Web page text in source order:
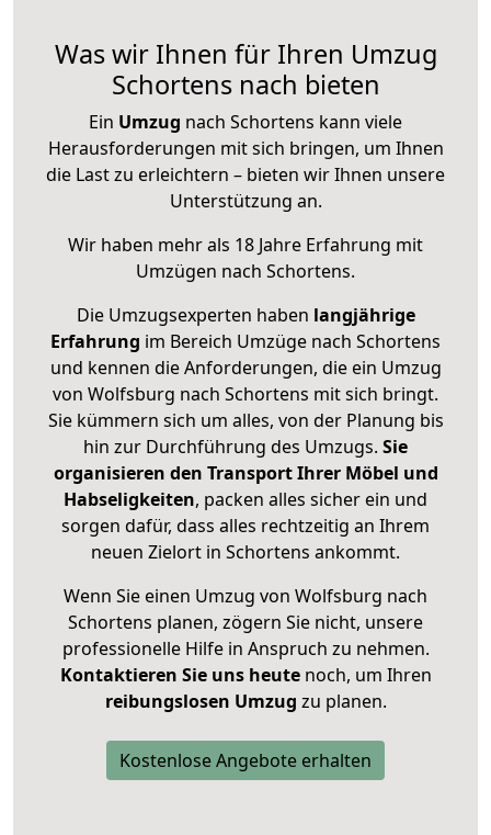
Was wir Ihnen für Ihren Umzug
Schortens nach bieten
Ein Umzug nach Schortens kann viele
Herausforderungen mit sich bringen, um Ihnen
die Last zu erleichtern – bieten wir Ihnen unsere
Unterstützung an.
Wir haben mehr als 18 Jahre Erfahrung mit
Umzügen nach Schortens.
Die Umzugsexperten haben langjährige
Erfahrung im Bereich Umzüge nach Schortens
und kennen die Anforderungen, die ein Umzug
von Wolfsburg nach Schortens mit sich bringt.
Sie kümmern sich um alles, von der Planung bis
hin zur Durchführung des Umzugs. Sie
organisieren den Transport Ihrer Möbel und
Habseligkeiten, packen alles sicher ein und
sorgen dafür, dass alles rechtzeitig an Ihrem
neuen Zielort in Schortens ankommt.
Wenn Sie einen Umzug von Wolfsburg nach
Schortens planen, zögern Sie nicht, unsere
professionelle Hilfe in Anspruch zu nehmen.
Kontaktieren Sie uns heutenoch, um Ihren
reibungslosen Umzug zu planen.
Kostenlose Angebote erhalten